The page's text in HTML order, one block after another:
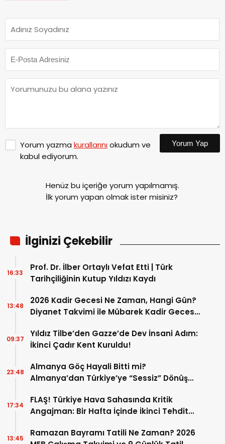
Yorum yazma kurallarınıokudum ve
kabul ediyorum.
Yorum Yap
Henüz bu içeriğe yorum yapılmamış.
İlk yorum yapan olmak ister misiniz?
İlginizi Çekebilir
Prof. Dr. İlber Ortaylı Vefat Etti | Türk
Tarihçiliğinin Kutup Yıldızı Kaydı
16:33
2026 Kadir Gecesi Ne Zaman, Hangi Gün?
Diyanet Takvimi ile Mübarek Kadir Gecesi
13:48
Yıldız Tilbe’den Gazze’de Dev İnsani Adım:
İkinci Çadır Kent Kuruldu!
09:37
Almanya Göç Hayali Bitti mi?
Almanya’dan Türkiye’ye “Sessiz” Dönüş
23:48
FLAŞ! Türkiye Hava Sahasında Kritik
Angajman: Bir Hafta İçinde İkinci Tehdit
17:34
Ramazan Bayramı Tatili Ne Zaman? 2026
13:45